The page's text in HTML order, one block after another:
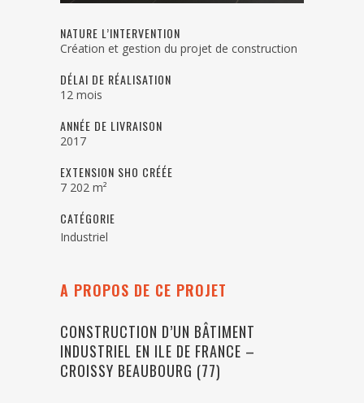
NATURE L’INTERVENTION
Création et gestion du projet de construction
DÉLAI DE RÉALISATION
12 mois
ANNÉE DE LIVRAISON
2017
EXTENSION SHO CRÉÉE
7 202 m²
CATÉGORIE
Industriel
A PROPOS DE CE PROJET
CONSTRUCTION D’UN BÂTIMENT
INDUSTRIEL EN ILE DE FRANCE –
CROISSY BEAUBOURG (77)